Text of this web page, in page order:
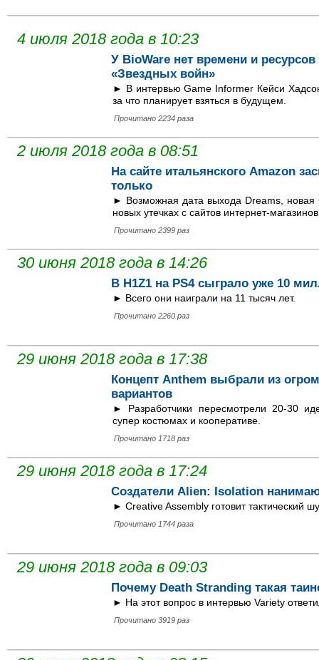
4 июля 2018 года в 10:23
У BioWare нет времени и
«Звездных войн»
► В интервью Game Informer Кейси
за что планирует взяться в будущем.
Прочитано 2234 раза
2 июля 2018 года в 08:51
На сайте итальянского Amazon
только
► Возможная дата выхода Dreams, новая
новых утечках с сайтов интернет-
Прочитано 2399 раз
30 июня 2018 года в 14:26
В H1Z1 на PS4 сыграло уже 10
► Всего они наиграли на 11 тысяч лет.
Прочитано 2260 раз
29 июня 2018 года в 17:38
Концепт Anthem выбрали из
вариантов
► Разработчики пересмотрели 20-30
супер костюмах и кооперативе.
Прочитано 1718 раз
29 июня 2018 года в 17:24
Создатели Alien: Isolation
► Creative Assembly готовит тактический
Прочитано 1744 раза
29 июня 2018 года в 09:03
Почему Death Stranding такая
► На этот вопрос в интервью Variety
Прочитано 3919 раз